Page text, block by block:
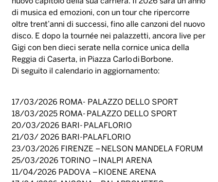
di musica ed emozioni, con un tour che ripercorre
oltre trent’anni di successi, fino alle canzoni del nuovo
disco. E dopo la tournée nei palazzetti, ancora live per
Gigi con ben dieci serate nella cornice unica della
Reggia di Caserta, in Piazza Carlo di Borbone.
Di seguito il calendario in aggiornamento:
17/03/2026 ROMA- PALAZZO DELLO SPORT
18/03/2025 ROMA- PALAZZO DELLO SPORT
20/03/2026 BARI- PALAFLORIO
21/03/ 2026 BARI-PALAFLORIO
23/03/2026 FIRENZE – NELSON MANDELA FORUM
25/03/2026 TORINO – INALPI ARENA
11/04/2026 PADOVA – KIOENE ARENA